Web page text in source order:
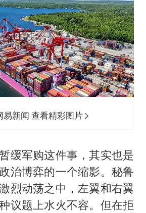
易新闻 查看精彩图片
缓军购这件事，其实也是
治博弈的一个缩影。秘鲁
烈动荡之中，左翼和右翼
议题上水火不容。但在拒